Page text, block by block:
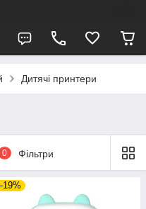
Дитячі принтери
0 Фільтри